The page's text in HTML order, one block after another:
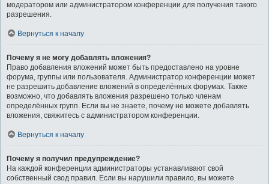
модератором или администратором конференции для получения такого
разрешения.
Вернуться к началу
Почему я не могу добавлять вложения?
Право добавления вложений может быть предоставлено на уровне
форума, группы или пользователя. Администратор конференции может
не разрешить добавление вложений в определённых форумах. Также
возможно, что добавлять вложения разрешено только членам
определённых групп. Если вы не знаете, почему не можете добавлять
вложения, свяжитесь с администратором конференции.
Вернуться к началу
Почему я получил предупреждение?
На каждой конференции администраторы устанавливают свой
собственный свод правил. Если вы нарушили правило, вы можете